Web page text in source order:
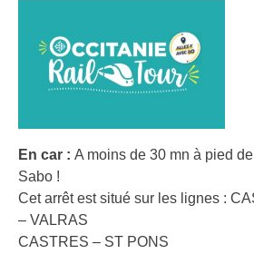
En car : A moins de 30 mn à pied
Sabo !
Cet arrêt est situé sur les lignes :
– VALRAS
CASTRES – ST PONS